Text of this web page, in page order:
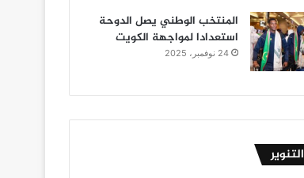
المنتخب الوطني يصل الدوحة
استعدادا لمواجهة الكويت
24 نوفمبر، 2025
التنوير